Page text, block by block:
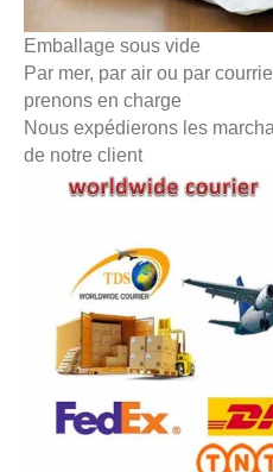
Emballage sous vide
Par mer, par air ou par
prenons en charge
Nous expédierons les
de notre client